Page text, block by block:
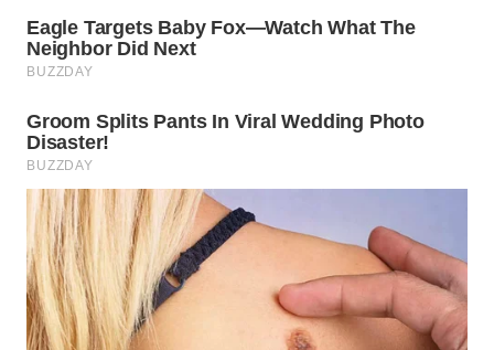
WN DELI
WN
TEBING
TINGGI
WN
PAKPAK
WN